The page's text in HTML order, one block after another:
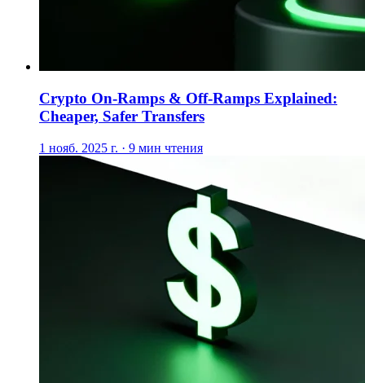
Crypto On-Ramps & Off-Ramps Explained:
Cheaper, Safer Transfers
1 нояб. 2025 г. · 9 мин чтения